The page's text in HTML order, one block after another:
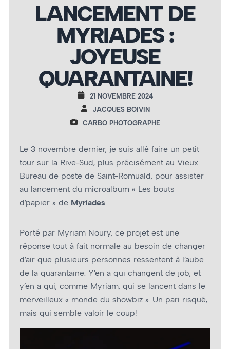
LANCEMENT DE
MYRIADES :
JOYEUSE
QUARANTAINE!
21 NOVEMBRE 2024
JACQUES BOIVIN
CARBO PHOTOGRAPHE
Le 3 novembre dernier, je suis allé faire un petit
tour sur la Rive-Sud, plus précisément au Vieux
Bureau de poste de Saint-Romuald, pour assister
au lancement du microalbum « Les bouts
d’papier » de Myriades.
Porté par Myriam Noury, ce projet est une
réponse tout à fait normale au besoin de changer
d’air que plusieurs personnes ressentent à l’aube
de la quarantaine. Y’en a qui changent de job, et
y’en a qui, comme Myriam, qui se lancent dans le
merveilleux « monde du showbiz ». Un pari risqué,
mais qui semble valoir le coup!